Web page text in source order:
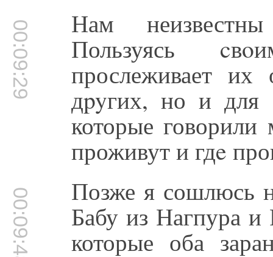
00:09:29 Нам
Пользуясь
прослеживает их
дpyгих, но и для
которые говорили
проживут и гдe
00:09:48 Позже я сошлюсь
Бабу из Нагпура и
которые оба